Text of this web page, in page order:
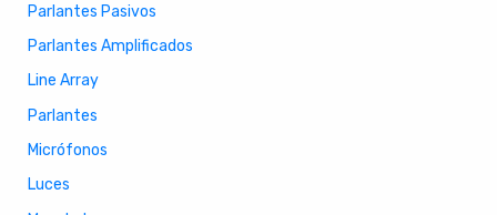
Parlantes Pasivos
Parlantes Amplificados
Line Array
Parlantes
Micrófonos
Luces